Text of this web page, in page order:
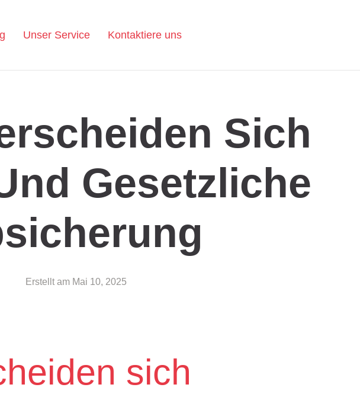
Unser Service Kontaktiere uns
Sich
Gesetzliche
Erstellt am Mai 10, 2025
sich